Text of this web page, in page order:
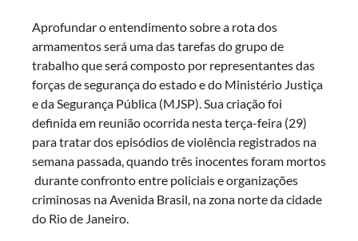
Aprofundar o entendimento sobre a rota dos
armamentos será uma das tarefas do grupo de
trabalho que será composto por representantes das
forças de segurança do estado e do Ministério Justiça
e da Segurança Pública (MJSP). Sua criação foi
definida em reunião ocorrida nesta terça-feira (29)
para tratar dos episódios de violência registrados na
semana passada, quando três inocentes foram mortos
durante confronto entre policiais e organizações
criminosas na Avenida Brasil, na zona norte da cidade
do Rio de Janeiro.